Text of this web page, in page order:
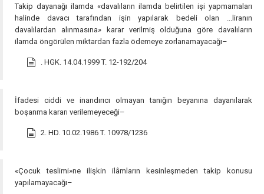
Takip dayanağı ilamda «davalıların ilamda belirtilen işi yapmamaları
halinde davacı tarafından işin yapılarak bedeli olan ...liranın
davalılardan alınmasına» karar verilmiş olduğuna göre davalıların
ilamda öngörülen miktardan fazla ödemeye zorlanamayacağı–
. HGK. 14.04.1999 T. 12-192/204
İfadesi ciddi ve inandırıcı olmayan tanığın beyanına dayanılarak
boşanma kararı verilemeyeceği–
2. HD. 10.02.1986 T. 10978/1236
«Çocuk teslimi»ne ilişkin ilâmların kesinleşmeden takip konusu
yapılamayacağı–